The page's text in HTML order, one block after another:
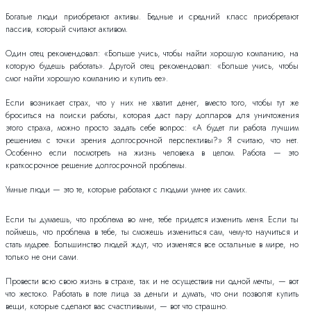
Богатые люди приобретают активы. Бедные и средний класс приобретают
пассив, который считают активом.
Один отец рекомендовал: «Больше учись, чтобы найти хорошую компанию, на
которую будешь работать». Другой отец рекомендовал: «Больше учись, чтобы
смог найти хорошую компанию и купить ее».
Если возникает страх, что у них не хватит денег, вместо того, чтобы тут же
броситься на поиски работы, которая даст пару долларов для уничтожения
этого страха, можно просто задать себе вопрос: «А будет ли работа лучшим
решением с точки зрения долгосрочной перспективы?» Я считаю, что нет.
Особенно если посмотреть на жизнь человека в целом. Работа — это
краткосрочное решение долгосрочной проблемы.
Умные люди — это те, которые работают с людьми умнее их самих.
Если ты думаешь, что проблема во мне, тебе придется изменить меня. Если ты
поймешь, что проблема в тебе, ты сможешь измениться сам, чему-то научиться и
стать мудрее. Большинство людей ждут, что изменятся все остальные в мире, но
только не они сами.
Провести всю свою жизнь в страхе, так и не осуществив ни одной мечты, — вот
что жестоко. Работать в поте лица за деньги и думать, что они позволят купить
вещи, которые сделают вас счастливыми, — вот что страшно.